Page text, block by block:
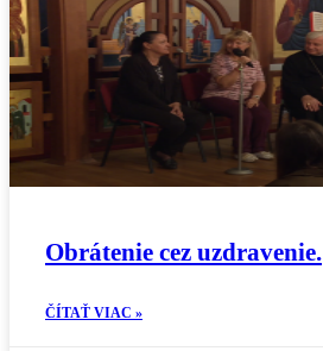
Obrátenie cez uzdravenie.
ČÍTAŤ VIAC »